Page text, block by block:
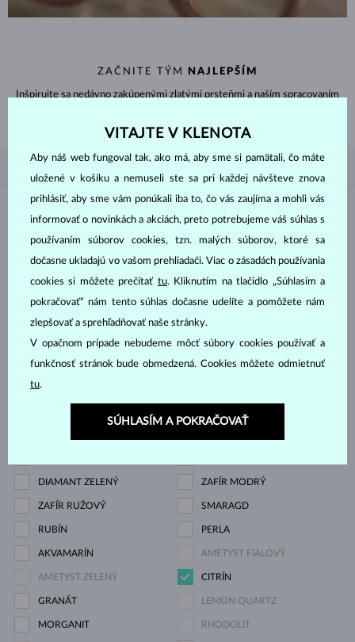
ZAČNITE TÝM NAJLEPŠÍM
Inšpirujte sa nedávno zakúpenými zlatými prsteňmi a naším spracovaním
PODĽA OBĽÚBENOSTI 3/3
Materiál
BIELE ZLATO ŽLTÉ ZLATO
RUŽOVÉ ZLATO
Drahokam
DIAMANT DIAMANT LAB GROWN
DIAMANT LAB GROWN
DIAMANT ZELENÝ ZAFÍR MODRÝ
ZAFÍR RUŽOVÝ SMARAGD
RUBÍN PERLA
AKVAMARÍN AMETYST FIALOVÝ
AMETYST ZELENÝ CITRÍN
GRANÁT LEMON QUARTZ
MORGANIT RHODOLIT
VITAJTE V KLENOTA
Aby náš web fungoval tak, ako má, aby sme si pamätali, čo máte
uložené v košíku a nemuseli ste sa pri každej návšteve znova
prihlásiť, aby sme vám ponúkali iba to, čo vás zaujíma a mohli vás
informovať o novinkách a akciách, preto potrebujeme váš súhlas s
používaním súborov cookies, tzn. malých súborov, ktoré sa
dočasne ukladajú vo vašom prehliadači. Viac o zásadách používania
cookies si môžete prečítať tu. Kliknutím na tlačidlo „Súhlasím a
pokračovať“ nám tento súhlas dočasne udelíte a pomôžete nám
zlepšovať a sprehľadňovať naše stránky.
V opačnom prípade nebudeme môcť súbory cookies používať a
funkčnosť stránok bude obmedzená. Cookies môžete odmietnuť
tu.
SÚHLASÍM A POKRAČOVAŤ